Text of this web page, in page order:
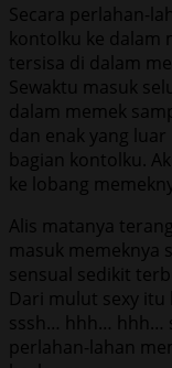
Secara perlahan-
kontolku ke dalam
tersisa di dalam
Sewaktu masuk
dalam memek
dan enak yang
bagian kontolku.
ke lobang
Alis matanya
masuk memeknya
sensual sedikit
Dari mulut sexy itu
sssh… hhh… hhh…
perlahan-lahan